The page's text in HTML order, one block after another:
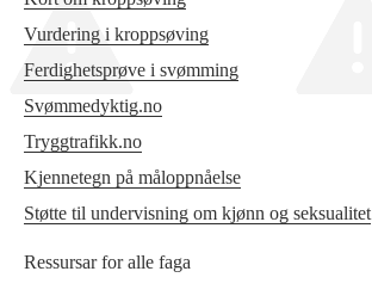
Vurdering i kroppsøving
Ferdighetsprøve i svømming
Svømmedyktig.no
Tryggtrafikk.no
Kjennetegn på måloppnåelse
Støtte til undervisning om kjønn og seksualitet
Ressursar for alle faga